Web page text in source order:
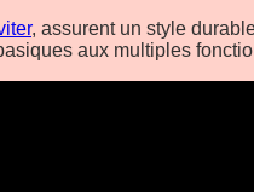
, assurent un style
aux multiples